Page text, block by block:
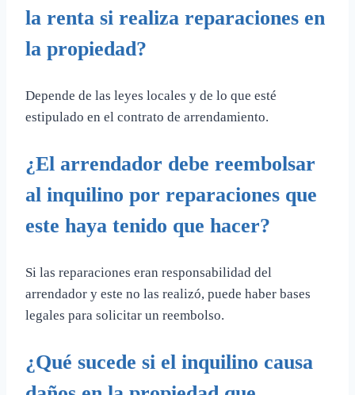
la renta si realiza reparaciones en
la propiedad?
Depende de las leyes locales y de lo que esté
estipulado en el contrato de arrendamiento.
¿El arrendador debe reembolsar
al inquilino por reparaciones que
este haya tenido que hacer?
Si las reparaciones eran responsabilidad del
arrendador y este no las realizó, puede haber bases
legales para solicitar un reembolso.
¿Qué sucede si el inquilino causa